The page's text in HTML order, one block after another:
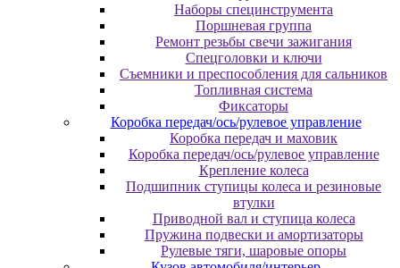
Наборы специнструмента
Поршневая группа
Ремонт резьбы свечи зажигания
Спецголовки и ключи
Съемники и преспособления для сальников
Топливная система
Фиксаторы
Коробка передач/ось/рулевое управление
Коробка передач и маховик
Коробка передач/ось/рулевое управление
Крепление колеса
Подшипник ступицы колеса и резиновые
втулки
Приводной вал и ступица колеса
Пружина подвески и амортизаторы
Рулевые тяги, шаровые опоры